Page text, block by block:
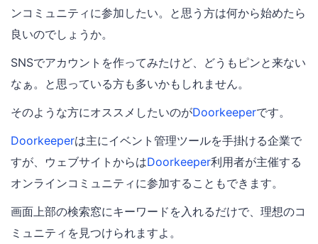
ンコミュニティに参加したい。と思う方は何から始めたら
良いのでしょうか。
SNSでアカウントを作ってみたけど、どうもピンと来ない
なぁ。と思っている方も多いかもしれません。
そのような方にオススメしたいのがDoorkeeperです。
Doorkeeperは主にイベント管理ツールを手掛ける企業で
すが、ウェブサイトからはDoorkeeper利用者が主催する
オンラインコミュニティに参加することもできます。
画面上部の検索窓にキーワードを入れるだけで、理想のコ
ミュニティを見つけられますよ。